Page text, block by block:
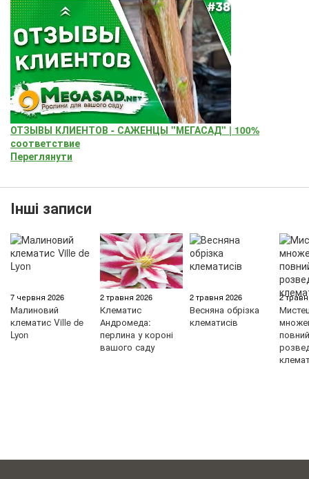
ОТЗЫВЫ КЛИЕНТОВ - САЖЕНЦЫ "МЕГАСАД" | 100%
соответствие
Переглянути
Інші записи
7 червня 2026
Малиновий
клематис Ville de
Lyon
2 травня 2026
Клематис
Андромеда:
перлина у короні
вашого саду
2 травня 2026
Весняна обрізка
клематисів
2
повний